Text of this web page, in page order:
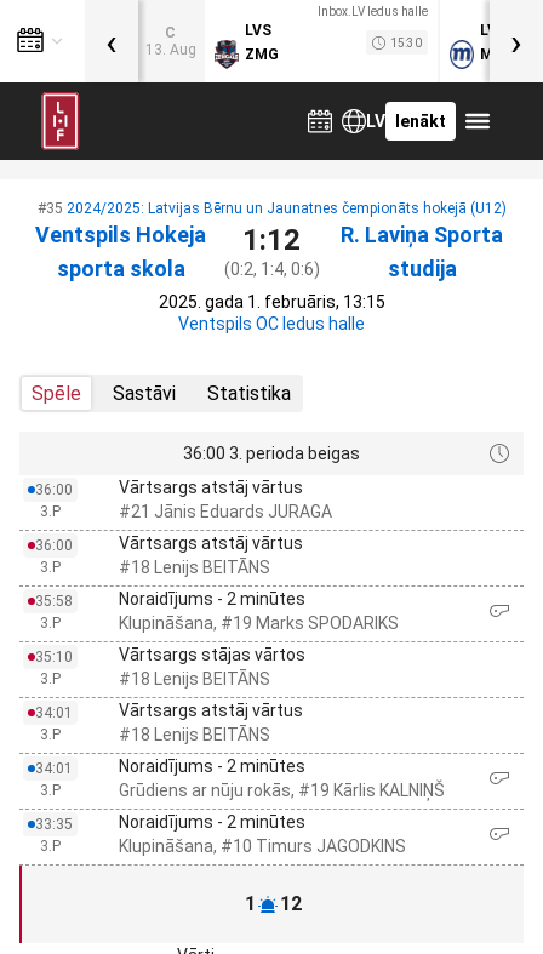
C
13. Aug
Inbox.LV ledus halle
LVS
ZMG
15:30
LVB
MOG
‹ ›
LV Ienākt
#35 2024/2025: Latvijas Bērnu un Jaunatnes čempionāts hokejā (U12)
Ventspils Hokeja
sporta skola
1:12
(0:2, 1:4, 0:6)
R. Laviņa Sporta
studija
2025. gada 1. februāris, 13:15
Ventspils OC ledus halle
Spēle Sastāvi Statistika
36:00 3. perioda beigas
36:00
3.P
Vārtsargs atstāj vārtus
#21 Jānis Eduards JURAGA
36:00
3.P
Vārtsargs atstāj vārtus
#18 Lenijs BEITĀNS
35:58
3.P
Noraidījums - 2 minūtes
Klupināšana, #19 Marks SPODARIKS
35:10
3.P
Vārtsargs stājas vārtos
#18 Lenijs BEITĀNS
34:01
3.P
Vārtsargs atstāj vārtus
#18 Lenijs BEITĀNS
34:01
3.P
Noraidījums - 2 minūtes
Grūdiens ar nūju rokās, #19 Kārlis KALNIŅŠ
33:35
3.P
Noraidījums - 2 minūtes
Klupināšana, #10 Timurs JAGODKINS
1 12